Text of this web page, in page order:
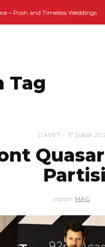
and Timeless Weddings
Tag
DAVET 17 Şubat
Partisi
yazan: MAG